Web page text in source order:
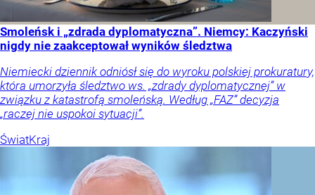
Smoleńsk i „zdrada dyplomatyczna”. Niemcy: Kaczyński
nigdy nie zaakceptował wyników śledztwa
Niemiecki dziennik odniósł się do wyroku polskiej prokuratury,
która umorzyła śledztwo ws. „zdrady dyplomatycznej” w
związku z katastrofą smoleńską. Według „FAZ” decyzja
„raczej nie uspokoi sytuacji”.
ŚwiatKraj